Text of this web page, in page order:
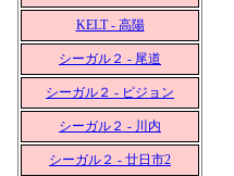
KELT - 高陽
シーガル２ - 尾道
シーガル２ - ピジョン
シーガル２ - 川内
シーガル２ - 廿日市2